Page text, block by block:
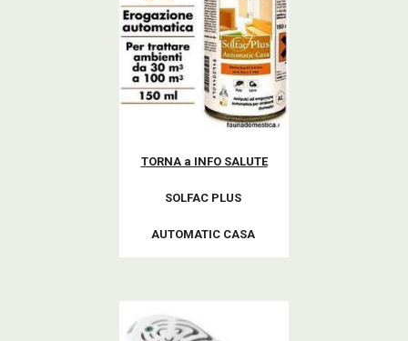
TORNA a INFO SALUTE
SOLFAC PLUS
AUTOMATIC CASA